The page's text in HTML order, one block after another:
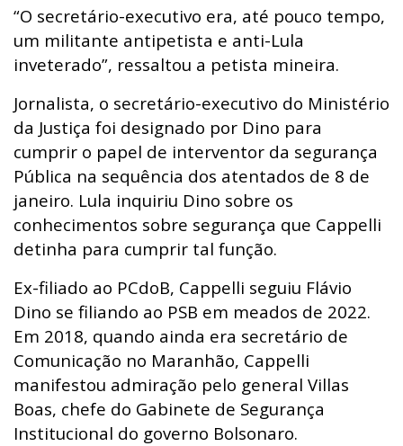
“O secretário-executivo era, até pouco tempo,
um militante antipetista e anti-Lula
inveterado”, ressaltou a petista mineira.
Jornalista, o secretário-executivo do Ministério
da Justiça foi designado por Dino para
cumprir o papel de interventor da segurança
Pública na sequência dos atentados de 8 de
janeiro. Lula inquiriu Dino sobre os
conhecimentos sobre segurança que Cappelli
detinha para cumprir tal função.
Ex-filiado ao PCdoB, Cappelli seguiu Flávio
Dino se filiando ao PSB em meados de 2022.
Em 2018, quando ainda era secretário de
Comunicação no Maranhão, Cappelli
manifestou admiração pelo general Villas
Boas, chefe do Gabinete de Segurança
Institucional do governo Bolsonaro.